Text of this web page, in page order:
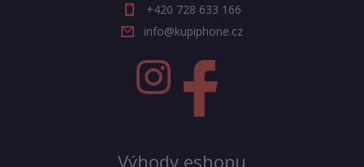
+420 728 633 166
info@kupiphone.cz
Výhody eshopu